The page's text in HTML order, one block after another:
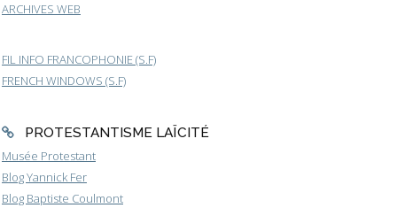
ARCHIVES WEB
FIL INFO FRANCOPHONIE (S.F)
FRENCH WINDOWS (S.F)
PROTESTANTISME LAÏCITÉ
Musée Protestant
Blog Yannick Fer
Blog Baptiste Coulmont